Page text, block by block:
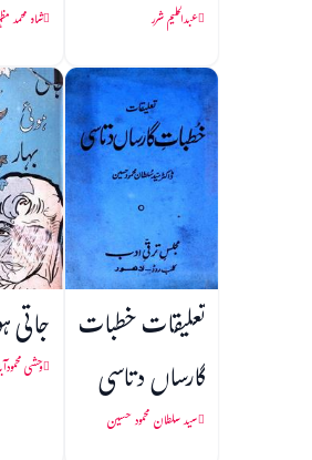
عبدالحلیم شرر شاہ محمد
تعلیقات خطبات
گارساں دتاسی
سید سلطان محمود حسین
جاتی
وحشی